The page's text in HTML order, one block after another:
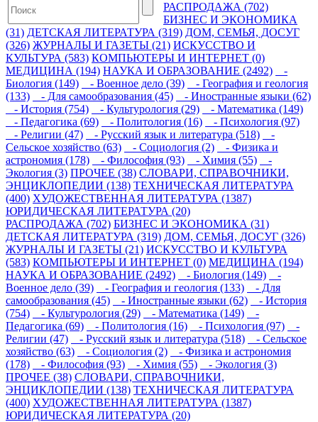
РАСПРОДАЖА (702)
БИЗНЕС И ЭКОНОМИКА
(31) ДЕТСКАЯ ЛИТЕРАТУРА (319) ДОМ, СЕМЬЯ, ДОСУГ
(326) ЖУРНАЛЫ И ГАЗЕТЫ (21) ИСКУССТВО И
КУЛЬТУРА (583) КОМПЬЮТЕРЫ И ИНТЕРНЕТ (0)
МЕДИЦИНА (194) НАУКА И ОБРАЗОВАНИЕ (2492)
-
Биология (149)
- Военное дело (39)
- География и геология
(133)
- Для самообразования (45)
- Иностранные языки (62)
- История (754)
- Культурология (29)
- Математика (149)
- Педагогика (69)
- Политология (16)
- Психология (97)
- Религии (47)
- Русский язык и литература (518)
-
Сельское хозяйство (63)
- Социология (2)
- Физика и
астрономия (178)
- Философия (93) - Химия (55)
-
Экология (3) ПРОЧЕЕ (38) СЛОВАРИ, СПРАВОЧНИКИ,
ЭНЦИКЛОПЕДИИ (138) ТЕХНИЧЕСКАЯ ЛИТЕРАТУРА
(400) ХУДОЖЕСТВЕННАЯ ЛИТЕРАТУРА (1387)
ЮРИДИЧЕСКАЯ ЛИТЕРАТУРА (20)
РАСПРОДАЖА (702) БИЗНЕС И ЭКОНОМИКА (31)
ДЕТСКАЯ ЛИТЕРАТУРА (319) ДОМ, СЕМЬЯ, ДОСУГ (326)
ЖУРНАЛЫ И ГАЗЕТЫ (21) ИСКУССТВО И КУЛЬТУРА
(583) КОМПЬЮТЕРЫ И ИНТЕРНЕТ (0) МЕДИЦИНА (194)
НАУКА И ОБРАЗОВАНИЕ (2492)
- Биология (149)
-
Военное дело (39)
- География и геология (133)
- Для
самообразования (45)
- Иностранные языки (62)
- История
(754)
- Культурология (29) - Математика (149)
-
Педагогика (69)
- Политология (16) - Психология (97)
-
Религии (47)
- Русский язык и литература (518)
- Сельское
хозяйство (63)
- Социология (2)
- Физика и астрономия
(178)
- Философия (93) - Химия (55)
- Экология (3)
ПРОЧЕЕ (38) СЛОВАРИ, СПРАВОЧНИКИ,
ЭНЦИКЛОПЕДИИ (138) ТЕХНИЧЕСКАЯ ЛИТЕРАТУРА
(400) ХУДОЖЕСТВЕННАЯ ЛИТЕРАТУРА (1387)
ЮРИДИЧЕСКАЯ ЛИТЕРАТУРА (20)